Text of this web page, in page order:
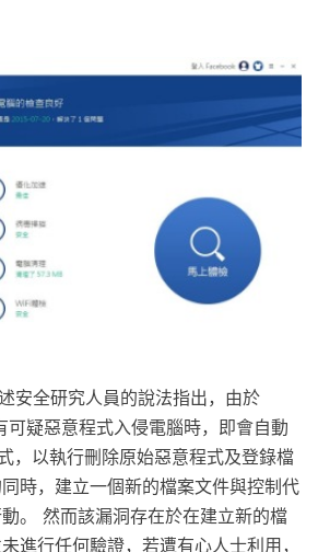
安全研究人員的說法指出，由於
疑惡意程式入侵電腦時，即會自動
，以執行刪除原始惡意程式及登錄檔
時，建立一個新的檔案文件與控制代
。 然而該漏洞存在於在建立新的檔
進行任何驗證，若遭有心人士利用，